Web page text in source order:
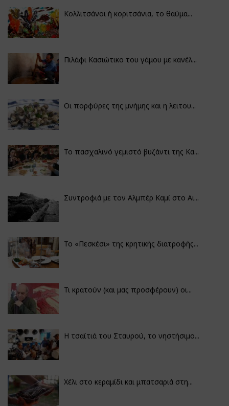
Κολλιτσάνοι ή κοριτσάνια, το θαύμα...
Πιλάφι Κασιώτικο του γάμου με κανέλ...
Οι πορφύρες της μνήμης και η λειτου...
Το πασχαλινό γεμιστό βυζάντι της Κα...
Συντροφιά με τον Αλμπέρ Καμί στο Αι...
Το «Πεσκέσι» της κρητικής διατροφής...
Τι κρατούν (και μας προσφέρουν) οι...
Η τσαϊτιά του Σταυρού, το νηστήσιμο...
Χέλι στο κεραμίδι και μπατσαριά στη...